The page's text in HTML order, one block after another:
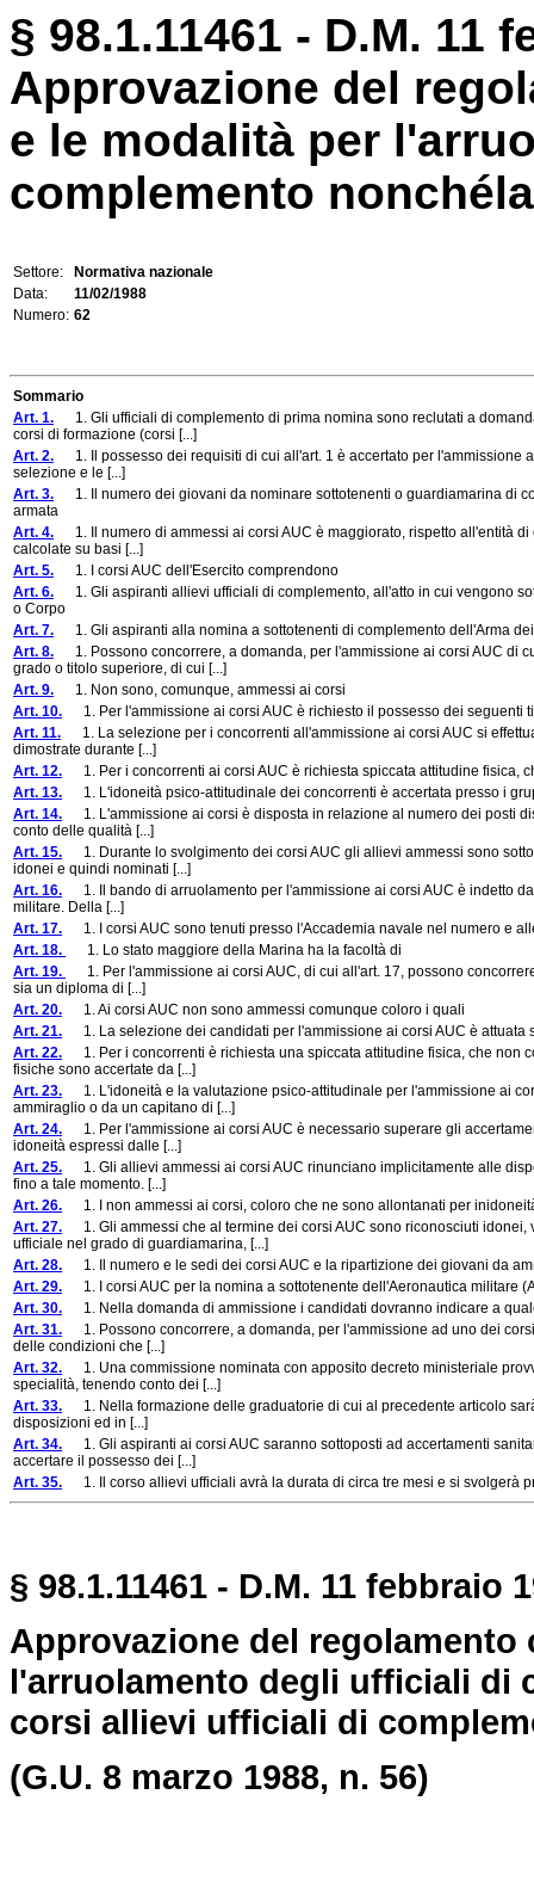
§ 98.1.11461 - D.M. 11
Approvazione del
e le modalità per
complemento
Settore:
Normativa nazionale
Data:
11/02/1988
Numero: 62
Sommario
Art. 1. 1. Gli ufficiali di complemento di prima nomina sono reclutati a
corsi di formazione (corsi [...]
Art. 2. 1. Il possesso dei requisiti di cui all'art. 1 è accertato per l'ammissione
selezione e le [...]
Art. 3. 1. Il numero dei giovani da nominare sottotenenti o guardiamarina di
armata
Art. 4. 1. Il numero di ammessi ai corsi AUC è maggiorato, rispetto all'entità
calcolate su basi [...]
Art. 5. 1. I corsi AUC dell'Esercito comprendono
Art. 6. 1. Gli aspiranti allievi ufficiali di complemento, all'atto in cui vengono
o Corpo
Art. 7. 1. Gli aspiranti alla nomina a sottotenenti di complemento dell'Arma
Art. 8. 1. Possono concorrere, a domanda, per l'ammissione ai corsi AUC di
grado o titolo superiore, di cui [...]
Art. 9. 1. Non sono, comunque, ammessi ai corsi
Art. 10. 1. Per l'ammissione ai corsi AUC è richiesto il possesso dei seguenti
Art. 11. 1. La selezione per i concorrenti all'ammissione ai corsi AUC si
dimostrate durante [...]
Art. 12. 1. Per i concorrenti ai corsi AUC è richiesta spiccata attitudine fisica,
Art. 13. 1. L'idoneità psico-attitudinale dei concorrenti è accertata presso i
Art. 14. 1. L'ammissione ai corsi è disposta in relazione al numero dei posti
conto delle qualità [...]
Art. 15. 1. Durante lo svolgimento dei corsi AUC gli allievi ammessi sono
idonei e quindi nominati [...]
Art. 16. 1. Il bando di arruolamento per l'ammissione ai corsi AUC è indetto
militare. Della [...]
Art. 17. 1. I corsi AUC sono tenuti presso l'Accademia navale nel numero e
Art. 18.
1. Lo stato maggiore della Marina ha la facoltà di
Art. 19.
1. Per l'ammissione ai corsi AUC, di cui all'art. 17, possono
sia un diploma di [...]
Art. 20. 1. Ai corsi AUC non sono ammessi comunque coloro i quali
Art. 21. 1. La selezione dei candidati per l'ammissione ai corsi AUC è
Art. 22. 1. Per i concorrenti è richiesta una spiccata attitudine fisica, che non
fisiche sono accertate da [...]
Art. 23. 1. L'idoneità e la valutazione psico-attitudinale per l'ammissione ai
ammiraglio o da un capitano di [...]
Art. 24. 1. Per l'ammissione ai corsi AUC è necessario superare gli
idoneità espressi dalle [...]
Art. 25. 1. Gli allievi ammessi ai corsi AUC rinunciano implicitamente alle
fino a tale momento. [...]
Art. 26. 1. I non ammessi ai corsi, coloro che ne sono allontanati per
Art. 27. 1. Gli ammessi che al termine dei corsi AUC sono riconosciuti
ufficiale nel grado di guardiamarina, [...]
Art. 28. 1. Il numero e le sedi dei corsi AUC e la ripartizione dei giovani da
Art. 29. 1. I corsi AUC per la nomina a sottotenente dell'Aeronautica militare
Art. 30. 1. Nella domanda di ammissione i candidati dovranno indicare a
Art. 31. 1. Possono concorrere, a domanda, per l'ammissione ad uno dei
delle condizioni che [...]
Art. 32. 1. Una commissione nominata con apposito decreto ministeriale
specialità, tenendo conto dei [...]
Art. 33. 1. Nella formazione delle graduatorie di cui al precedente articolo
disposizioni ed in [...]
Art. 34. 1. Gli aspiranti ai corsi AUC saranno sottoposti ad accertamenti
accertare il possesso dei [...]
Art. 35. 1. Il corso allievi ufficiali avrà la durata di circa tre mesi e si svolgerà
§ 98.1.11461 - D.M. 11 febbraio
Approvazione del
l'arruolamento degli ufficiali di
corsi allievi ufficiali di
(G.U. 8 marzo 1988, n. 56)